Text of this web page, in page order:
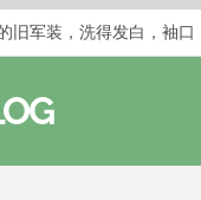
旧军装，洗得发白，袖口
阶段掌握了第一性原
之一的人，既不努力，